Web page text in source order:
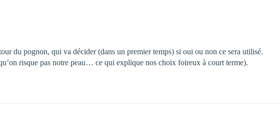
du pognon, qui va décider (dans un premier temps) si oui ou non ce sera utilisé.
risque pas notre peau… ce qui explique nos choix foireux à court terme).